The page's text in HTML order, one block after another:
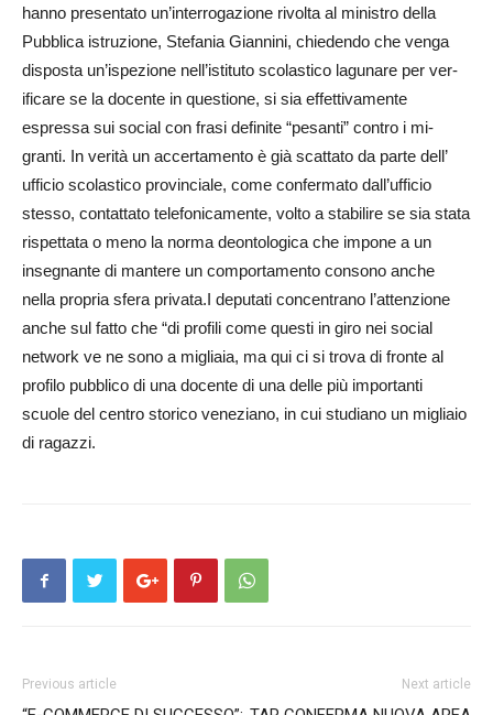
hanno presentato un’interrogazione rivolta al ministro della
Pubblica istruzione, St­e­fania Giannini, chiedendo che venga
disposta un’ispezione nell’istituto scolastico lagunare per ve­­r­
ificare se la do­cente in questione, si sia effettivamente
espressa sui social con frasi definite “pe­santi” contro i mi­
granti. In verità un accertamento è già scattato da parte dell’
ufficio scolastico pr­ovi­­nciale, come confermato dall’ufficio
stesso, contattato telefonicamente, volto a stabilire se sia stata
rispettata o meno la norma deontologica che impone a un
insegnante di mantere un comportamento consono anche
nella propria sfera privata.I deputati co­ncentrano l’attenzione
anche sul fatto che “di profili come questi in giro nei social
network ve ne sono a migliaia, ma qui ci si trova di fronte al
profilo pubblico di una docente di una delle più importanti
scuole del centro storico veneziano, in cui studiano un migliaio
di ragazzi.
Previous article Next article